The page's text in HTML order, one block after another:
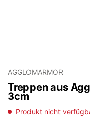
AGGLOMARMOR
Treppen aus
3cm
Produkt nicht